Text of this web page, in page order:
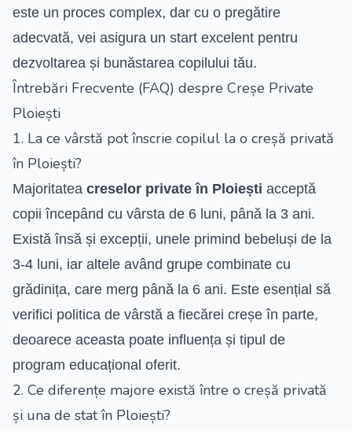
este un proces complex, dar cu o pregătire
adecvată, vei asigura un start excelent pentru
dezvoltarea și bunăstarea copilului tău.
Întrebări Frecvente (FAQ) despre Creșe Private
Ploiești
1. La ce vârstă pot înscrie copilul la o creșă privată
în Ploiești?
Majoritatea creselor private în Ploiești acceptă
copii începând cu vârsta de 6 luni, până la 3 ani.
Există însă și excepții, unele primind bebeluși de la
3-4 luni, iar altele având grupe combinate cu
grădinița, care merg până la 6 ani. Este esențial să
verifici politica de vârstă a fiecărei creșe în parte,
deoarece aceasta poate influența și tipul de
program educațional oferit.
2. Ce diferențe majore există între o creșă privată
și una de stat în Ploiești?